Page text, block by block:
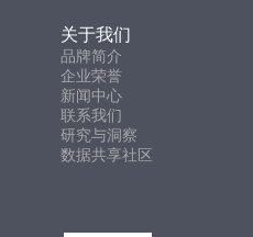
关于我们
品牌简介
企业荣誉
新闻中心
联系我们
研究与洞察
数据共享社区